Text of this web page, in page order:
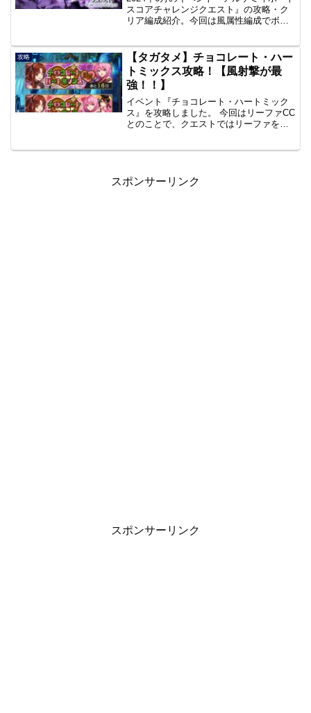
スコアチャレンジクエスト』の攻略・ク
リア編成紹介。今回は風属性編成でボー
攻略
【タガタメ】チョコレート・ハー
トミックス攻略！【風射撃が最
強！！】
イベント『チョコレート・ハートミック
ス』を攻略しました。 今回はリーファCC
とのことで、クエストではリーファを含
スポンサーリンク
スポンサーリンク